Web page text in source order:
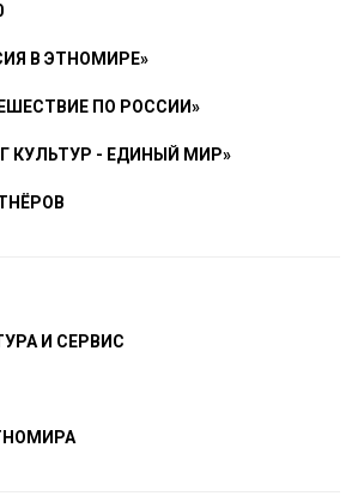
В ЭТНОМИРЕ»
ПО РОССИИ»
КУЛЬТУР - ЕДИНЫЙ МИР»
И СЕРВИС